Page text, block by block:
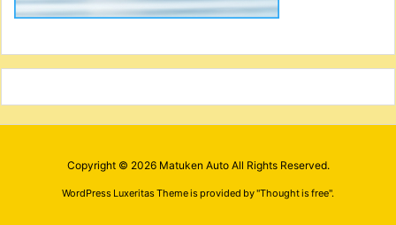
Copyright © 2026 Matuken AutoAll Rights Reserved.
WordPress Luxeritas Theme is provided by "Thought is free".